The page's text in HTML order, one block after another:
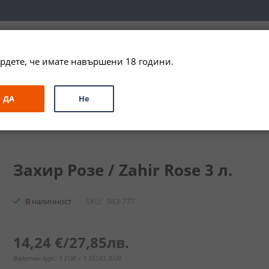
ЗА ПОДАРЪК ПРОМО СПЕЦИАЛНИ ПРЕДЛОЖЕНИЯ
Захир Розе / Zahir Rose 3 л.
В наличност SKU 943-777
14,24 €/27,85лв.
Валутен курс: 1 EUR = 1.95583 BGN
че имате навършени 18 години.
ДА Не